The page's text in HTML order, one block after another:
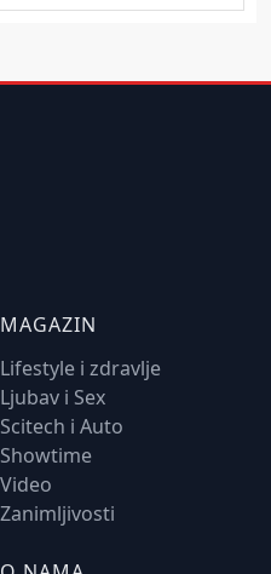
MAGAZIN
Lifestyle i zdravlje
Ljubav i Sex
Scitech i Auto
Showtime
Video
Zanimljivosti